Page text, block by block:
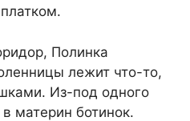
Полинка
лежит что-то,
Из-под одного
материн ботинок.